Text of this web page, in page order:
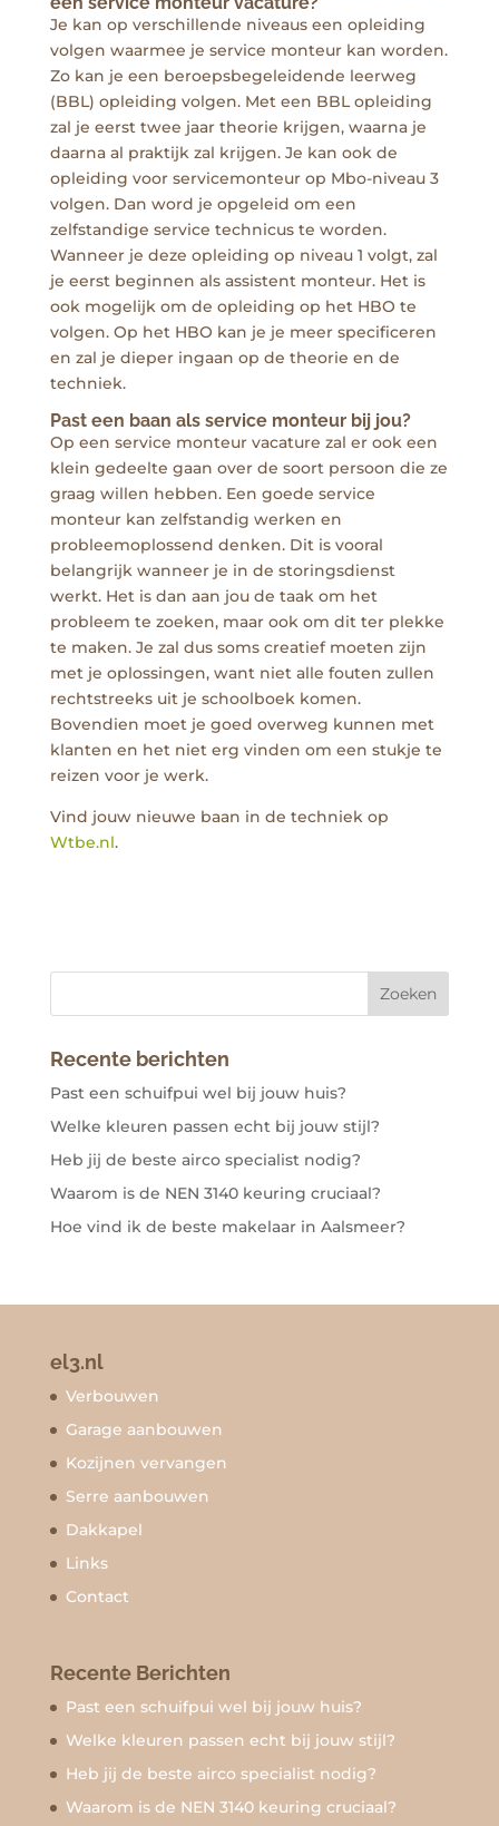
Je kan op verschillende niveaus een opleiding
volgen waarmee je service monteur kan worden.
Zo kan je een beroepsbegeleidende leerweg
(BBL) opleiding volgen. Met een BBL opleiding
zal je eerst twee jaar theorie krijgen, waarna je
daarna al praktijk zal krijgen. Je kan ook de
opleiding voor servicemonteur op Mbo-niveau 3
volgen. Dan word je opgeleid om een
zelfstandige service technicus te worden.
Wanneer je deze opleiding op niveau 1 volgt, zal
je eerst beginnen als assistent monteur. Het is
ook mogelijk om de opleiding op het HBO te
volgen. Op het HBO kan je je meer specificeren
en zal je dieper ingaan op de theorie en de
techniek.
Past een baan als service monteur bij jou?
Op een service monteur vacature zal er ook een
klein gedeelte gaan over de soort persoon die ze
graag willen hebben. Een goede service
monteur kan zelfstandig werken en
probleemoplossend denken. Dit is vooral
belangrijk wanneer je in de storingsdienst
werkt. Het is dan aan jou de taak om het
probleem te zoeken, maar ook om dit ter plekke
te maken. Je zal dus soms creatief moeten zijn
met je oplossingen, want niet alle fouten zullen
rechtstreeks uit je schoolboek komen.
Bovendien moet je goed overweg kunnen met
klanten en het niet erg vinden om een stukje te
reizen voor je werk.
Vind jouw nieuwe baan in de techniek op
Wtbe.nl.
Recente berichten
Past een schuifpui wel bij jouw huis?
Welke kleuren passen echt bij jouw stijl?
Heb jij de beste airco specialist nodig?
Waarom is de NEN 3140 keuring cruciaal?
Hoe vind ik de beste makelaar in Aalsmeer?
el3.nl
Verbouwen
Garage aanbouwen
Kozijnen vervangen
Serre aanbouwen
Dakkapel
Links
Contact
Recente Berichten
Past een schuifpui wel bij jouw huis?
Welke kleuren passen echt bij jouw stijl?
Heb jij de beste airco specialist nodig?
Waarom is de NEN 3140 keuring cruciaal?